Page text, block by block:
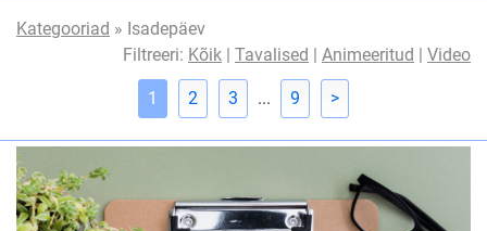
Kategooriad » Isadepäev
Filtreeri: Kõik | Tavalised | Animeeritud | Video
1 2 3 ... 9 >